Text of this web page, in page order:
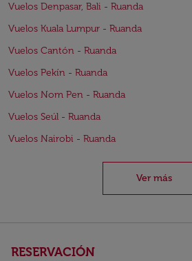
Vuelos Denpasar, Bali - Ruanda
Vuelos Kuala Lumpur - Ruanda
Vuelos Cantón - Ruanda
Vuelos Pekín - Ruanda
Vuelos Nom Pen - Ruanda
Vuelos Seúl - Ruanda
Vuelos Nairobi - Ruanda
Ver más
RESERVACIÓN